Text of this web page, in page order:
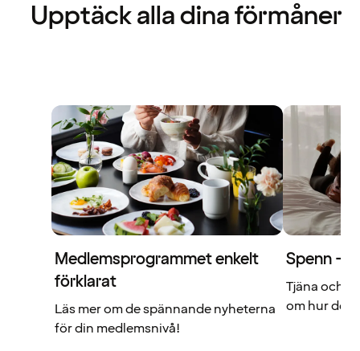
Upptäck alla dina förmåner
Medlemsprogrammet enkelt
förklarat
Läs mer om de spännande nyheterna
för din medlemsnivå!
Spenn –
Tjäna och
om hur det